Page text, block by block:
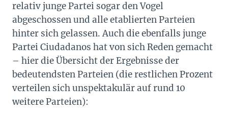
relativ junge Partei sogar den Vogel
abgeschossen und alle etablierten Parteien
hinter sich gelassen. Auch die ebenfalls junge
Partei Ciudadanos hat von sich Reden gemacht
– hier die Übersicht der Ergebnisse der
bedeutendsten Parteien (die restlichen Prozent
verteilen sich unspektakulär auf rund 10
weitere Parteien):